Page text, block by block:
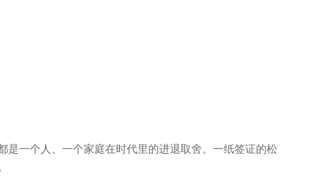
一个人、一个家庭在时代里的进退取舍。一纸签证的松